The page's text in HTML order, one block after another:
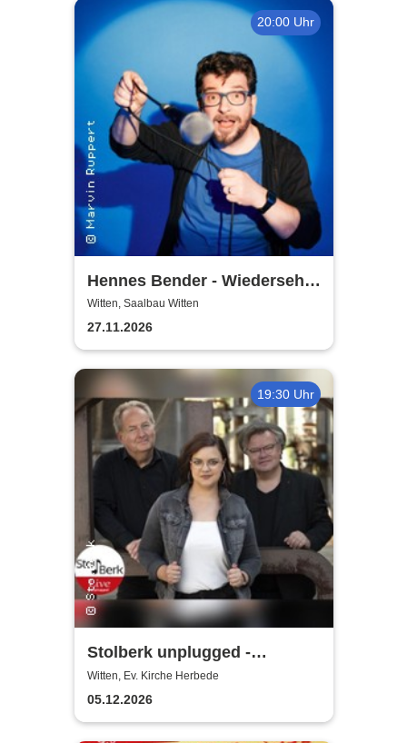
20:00 Uhr
Hennes Bender - Wiedersehn
macht Freude
Witten, Saalbau Witten
27.11.2026
19:30 Uhr
Stolberk unplugged -
Weihnachtskonzert
Witten, Ev. Kirche Herbede
05.12.2026